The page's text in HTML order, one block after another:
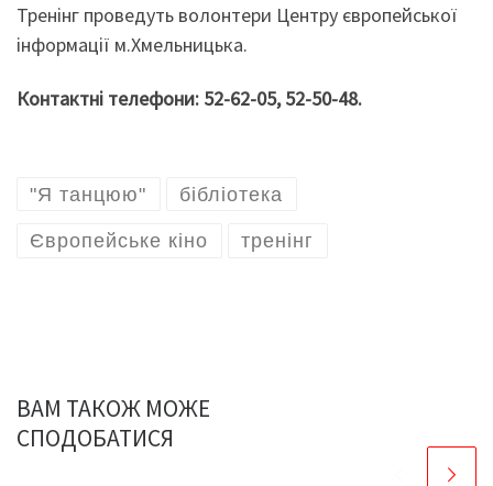
Тренінг проведуть волонтери Центру європейської
інформації м.Хмельницька.
Контактні телефони: 52-62-05, 52-50-48.
"Я танцюю" бібліотека
Європейське кіно тренінг
ВАМ ТАКОЖ МОЖЕ
СПОДОБАТИСЯ